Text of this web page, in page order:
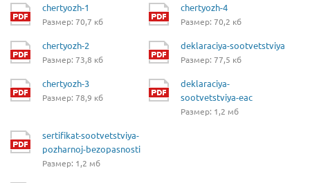
chertyozh-1
Размер: 70,7 кб
chertyozh-2
Размер: 73,8 кб
chertyozh-3
Размер: 78,9 кб
chertyozh-4
Размер: 70,2 кб
deklaraciya-sootvetstviya
Размер: 77,5 кб
deklaraciya-
sootvetstviya-eac
Размер: 1,2 мб
sertifikat-sootvetstviya-
pozharnoj-bezopasnosti
Размер: 1,2 мб